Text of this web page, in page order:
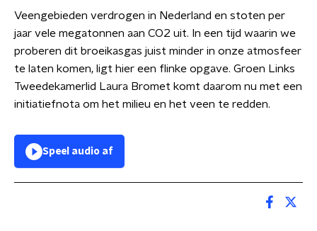
Veengebieden verdrogen in Nederland en stoten per
jaar vele megatonnen aan CO2 uit. In een tijd waarin we
proberen dit broeikasgas juist minder in onze atmosfeer
te laten komen, ligt hier een flinke opgave. Groen Links
Tweedekamerlid Laura Bromet komt daarom nu met een
initiatiefnota om het milieu en het veen te redden.
Speel audio af